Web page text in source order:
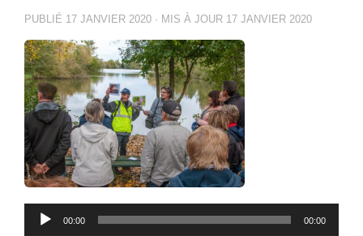
PUBLIÉ 17 JANVIER 2020 · MIS À JOUR 17 JANVIER 2020
Lecteur
00:00 00:00